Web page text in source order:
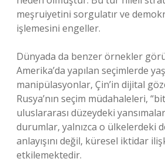
meşruiyetini sorgulatır ve
işlemesini engeller.
Dünyada da benzer örnekler
Amerika’da yapılan seçimlerde
manipülasyonlar, Çin’in dijital
Rusya’nın seçim müdahaleleri,
uluslararası düzeydeki
durumlar, yalnızca o ülkelerdeki
anlayışını değil, küresel iktidar
etkilemektedir.